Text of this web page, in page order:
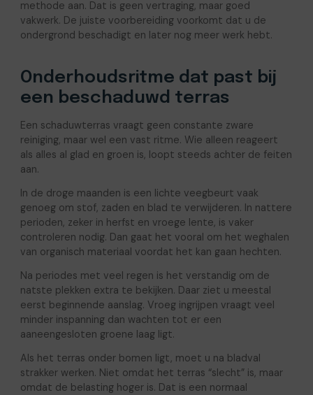
methode aan. Dat is geen vertraging, maar goed
vakwerk. De juiste voorbereiding voorkomt dat u de
ondergrond beschadigt en later nog meer werk hebt.
Onderhoudsritme dat past bij
een beschaduwd terras
Een schaduwterras vraagt geen constante zware
reiniging, maar wel een vast ritme. Wie alleen reageert
als alles al glad en groen is, loopt steeds achter de feiten
aan.
In de droge maanden is een lichte veegbeurt vaak
genoeg om stof, zaden en blad te verwijderen. In nattere
perioden, zeker in herfst en vroege lente, is vaker
controleren nodig. Dan gaat het vooral om het weghalen
van organisch materiaal voordat het kan gaan hechten.
Na periodes met veel regen is het verstandig om de
natste plekken extra te bekijken. Daar ziet u meestal
eerst beginnende aanslag. Vroeg ingrijpen vraagt veel
minder inspanning dan wachten tot er een
aaneengesloten groene laag ligt.
Als het terras onder bomen ligt, moet u na bladval
strakker werken. Niet omdat het terras “slecht” is, maar
omdat de belasting hoger is. Dat is een normaal